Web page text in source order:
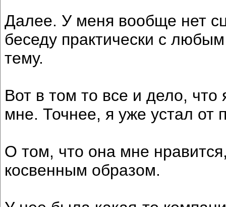
Далее. У меня вообще нет
беседу практически с
тему.
Вот в том то все и дело,
мне. Точнее, я уже устал от
О том, что она мне
косвенным образом.